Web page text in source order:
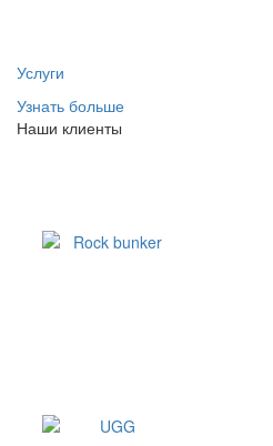
Услуги
Узнать больше
Наши клиенты